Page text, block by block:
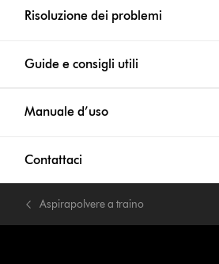
Risoluzione dei problemi
Guide e consigli utili
Manuale d’uso
Contattaci
Aspirapolvere a traino